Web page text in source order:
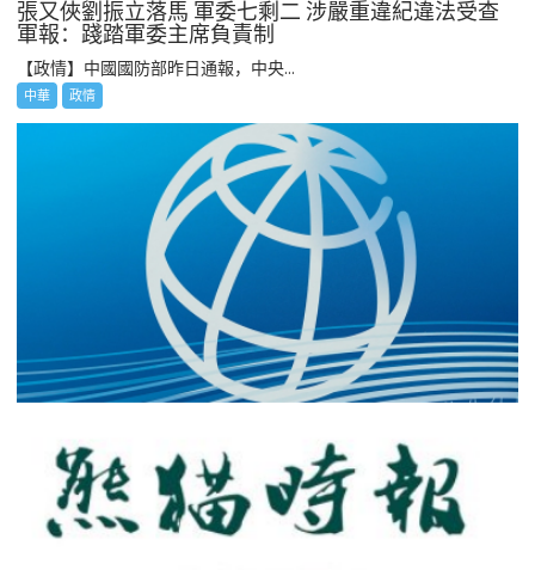
張又俠劉振立落馬 軍委七剩二 涉嚴重違紀違法受查
軍報：踐踏軍委主席負責制
【政情】中國國防部昨日通報，中央...
中華 政情